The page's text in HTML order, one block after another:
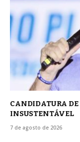
CANDIDATURA
INSUSTENTÁVEL
7 de agosto de 2026